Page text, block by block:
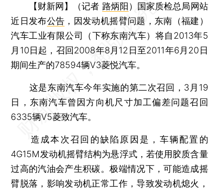
【财新网】（记者 路炳阳 ） 国家质检总局网站
近日发布公告 ，因发动机摇臂问题，东南（福建）
汽车工业有限公司（下称东南汽车）将自2013年5
月10日起，召回2008年8月12日至2011年6月20日
期间生产的78594辆V3菱悦汽车。
这是东南汽车今年实施的第二次召回，3月19
日，东南汽车曾因方向机尺寸加工偏差问题召回
6335辆V5菱致汽车。
造成本次召回的缺陷原因是，车辆配置的
4G15M发动机摇臂结构为悬浮式，若使用胶质含量
过高的汽油会产生积碳。极端情况下，可能造成摇
臂脱落，影响发动机正常工作，导致发动机熄火，